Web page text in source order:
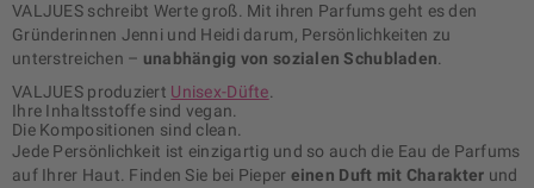
VALJUES schreibt Werte groß. Mit ihren Parfums geht es den
Gründerinnen Jenni und Heidi darum, Persönlichkeiten zu
unterstreichen – unabhängig von sozialen Schubladen
VALJUES produziert Unisex-Düfte
Ihre Inhaltsstoffe sind vegan.
Die Kompositionen sind clean.
Jede Persönlichkeit ist einzigartig und so auch die Eau de Parfums
auf Ihrer Haut. Finden Sie bei Pieper einen Duft mit Charakter und